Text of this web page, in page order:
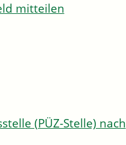
mitteilen
(PÜZ-Stelle) nach